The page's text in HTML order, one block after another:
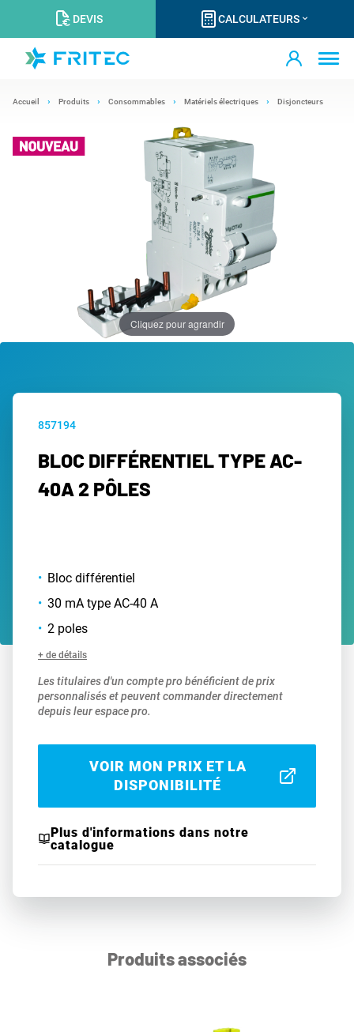
DEVIS CALCULATEURS
Accueil Produits Consommables Matériels électriques Disjoncteurs
Cliquez pour agrandir
857194
BLOC DIFFÉRENTIEL TYPE AC-
40A 2 PÔLES
Bloc différentiel
30 mA type AC-40 A
2 poles
+ de détails
Les titulaires d'un compte pro bénéficient de prix
personnalisés et peuvent commander directement
depuis leur espace pro.
VOIR MON PRIX ET LA
DISPONIBILITÉ
Plus d'informations dans notre
catalogue
Produits associés